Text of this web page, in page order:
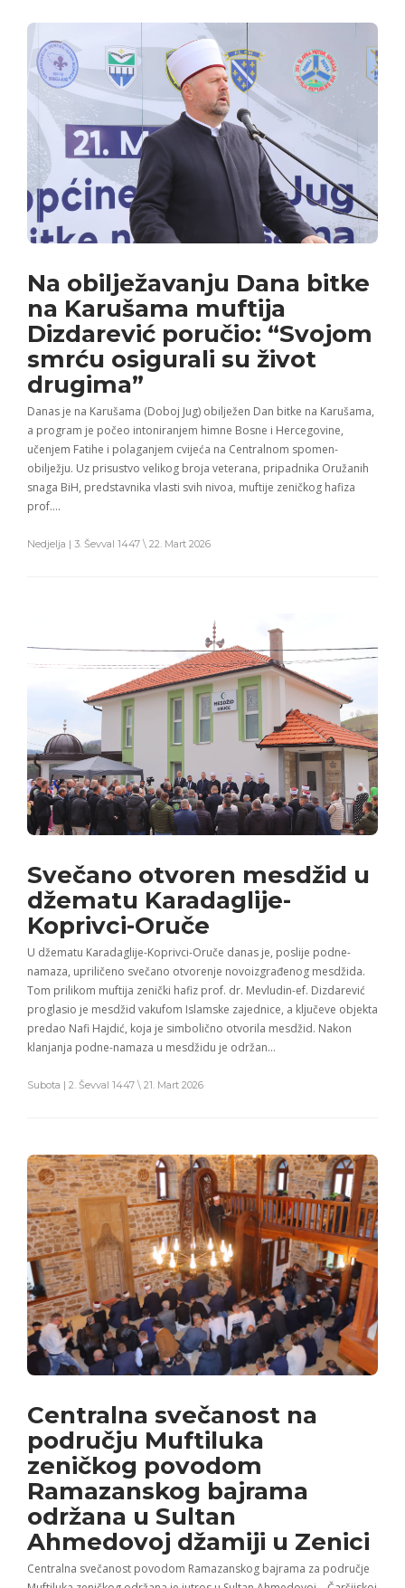
Na obilježavanju Dana bitke
na Karušama muftija
Dizdarević poručio: “Svojom
smrću osigurali su život
drugima”
Danas je na Karušama (Doboj Jug) obilježen Dan bitke na Karušama,
a program je počeo intoniranjem himne Bosne i Hercegovine,
učenjem Fatihe i polaganjem cvijeća na Centralnom spomen-
obilježju. Uz prisustvo velikog broja veterana, pripadnika Oružanih
snaga BiH, predstavnika vlasti svih nivoa, muftije zeničkog hafiza
prof….
Nedjelja | 3. Ševval 1447 \ 22. Mart 2026
Svečano otvoren mesdžid u
džematu Karadaglije-
Koprivci-Oruče
U džematu Karadaglije-Koprivci-Oruče danas je, poslije podne-
namaza, upriličeno svečano otvorenje novoizgrađenog mesdžida.
Tom prilikom muftija zenički hafiz prof. dr. Mevludin-ef. Dizdarević
proglasio je mesdžid vakufom Islamske zajednice, a ključeve objekta
predao Nafi Hajdić, koja je simbolično otvorila mesdžid. Nakon
klanjanja podne-namaza u mesdžidu je održan…
Subota | 2. Ševval 1447 \ 21. Mart 2026
Centralna svečanost na
području Muftiluka
zeničkog povodom
Ramazanskog bajrama
održana u Sultan
Ahmedovoj džamiji u Zenici
Centralna svečanost povodom Ramazanskog bajrama za područje